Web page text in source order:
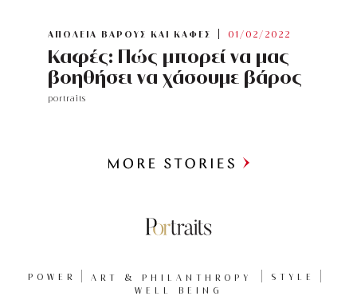
ΑΠΩΛΕΙΑ ΒΑΡΟΥΣ ΚΑΙ ΚΑΦΕΣ 01/02/2022
Kαφές: Πώς μπορεί να μας
βοηθήσει να χάσουμε βάρος
portraits
POWER ART & PHILANTHROPY
STYLE
WELL BEING